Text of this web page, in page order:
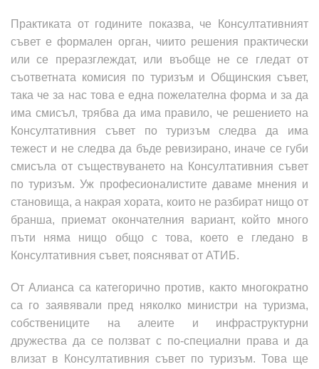
Практиката от годините показва, че Консултативният
съвет е формален орган, чиито решения практически
или се преразглеждат, или въобще не се гледат от
съответната комисия по туризъм и Общинския съвет,
така че за нас това е една пожелателна форма и за да
има смисъл, трябва да има правило, че решението на
Консултативния съвет по туризъм следва да има
тежест и не следва да бъде ревизирано, иначе се губи
смисъла от съществуването на Консултативния съвет
по туризъм. Уж професионалистите даваме мнения и
становища, а накрая хората, които не разбират нищо от
бранша, приемат окончателния вариант, който много
пъти няма нищо общо с това, което е гледано в
Консултативния съвет, поясняват от АТИБ.
От Алианса са категорично против, както многократно
са го заявявали пред няколко министри на туризма,
собствениците на алеите и инфраструктурни
дружества да се ползват с по-специални права и да
влизат в Консултативния съвет по туризъм. Това ще